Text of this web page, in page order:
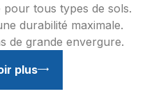
tous types de sols.
durabilité maximale.
de grande envergure.
plus